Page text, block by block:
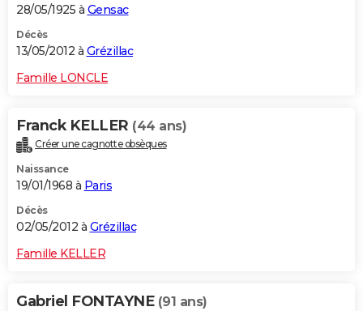
28/05/1925 à Gensac
Décès
13/05/2012 à Grézillac
Famille LONCLE
Franck KELLER (44 ans)
Créer une cagnotte obsèques
Naissance
19/01/1968 à Paris
Décès
02/05/2012 à Grézillac
Famille KELLER
Gabriel FONTAYNE (91 ans)